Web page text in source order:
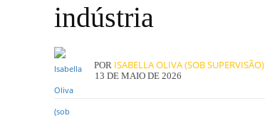
indústria
POR ISABELLA OLIVA (SOB SUPERVISÃO)
13 DE MAIO DE 2026